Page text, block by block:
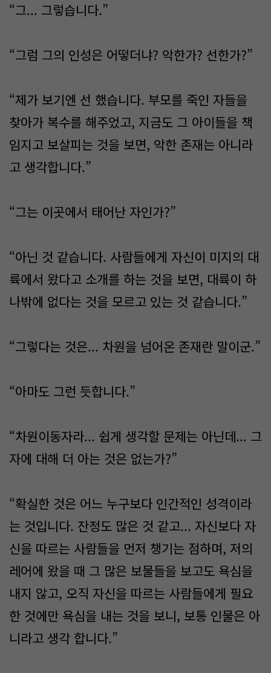
“그... 그렇습니다.”
“그럼 그의 인성은 어떻더냐? 악한가? 선한가?”
“제가 보기엔 선 했습니다. 부모를 죽인 자들을
찾아가 복수를 해주었고, 지금도 그 아이들을 책
임지고 보살피는 것을 보면, 악한 존재는 아니라
고 생각합니다.”
“그는 이곳에서 태어난 자인가?”
“아닌 것 같습니다. 사람들에게 자신이 미지의 대
륙에서 왔다고 소개를 하는 것을 보면, 대륙이 하
나밖에 없다는 것을 모르고 있는 것 같습니다.”
“그렇다는 것은... 차원을 넘어온 존재란 말이군.”
“아마도 그런 듯합니다.”
“차원이동자라... 쉽게 생각할 문제는 아닌데... 그
자에 대해 더 아는 것은 없는가?”
“확실한 것은 어느 누구보다 인간적인 성격이라
는 것입니다. 잔정도 많은 것 같고... 자신보다 자
신을 따르는 사람들을 먼저 챙기는 점하며, 저의
레어에 왔을 때 그 많은 보물들을 보고도 욕심을
내지 않고, 오직 자신을 따르는 사람들에게 필요
한 것에만 욕심을 내는 것을 보니, 보통 인물은 아
니라고 생각 합니다.”